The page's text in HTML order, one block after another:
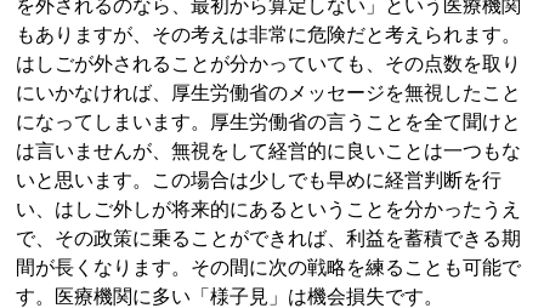
を外されるのなら、最初から算定しない」という医療機関
もありますが、その考えは非常に危険だと考えられます。
はしごが外されることが分かっていても、その点数を取り
にいかなければ、厚生労働省のメッセージを無視したこと
になってしまいます。厚生労働省の言うことを全て聞けと
は言いませんが、無視をして経営的に良いことは一つもな
いと思います。この場合は少しでも早めに経営判断を行
い、はしご外しが将来的にあるということを分かったうえ
で、その政策に乗ることができれば、利益を蓄積できる期
間が長くなります。その間に次の戦略を練ることも可能で
す。医療機関に多い「様子見」は機会損失です。